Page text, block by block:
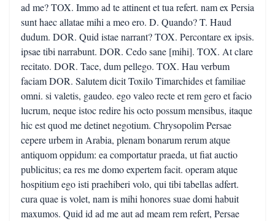
ad me? TOX. Immo ad te attinent et tua refert. nam ex Persia
sunt haec allatae mihi a meo ero. D. Quando? T. Haud
dudum. DOR. Quid istae narrant? TOX. Percontare ex ipsis.
ipsae tibi narrabunt. DOR. Cedo sane [mihi]. TOX. At clare
recitato. DOR. Tace, dum pellego. TOX. Hau verbum
faciam DOR. Salutem dicit Toxilo Timarchides et familiae
omni. si valetis, gaudeo. ego valeo recte et rem gero et facio
lucrum, neque istoc redire his octo possum mensibus, itaque
hic est quod me detinet negotium. Chrysopolim Persae
cepere urbem in Arabia, plenam bonarum rerum atque
antiquom oppidum: ea comportatur praeda, ut fiat auctio
publicitus; ea res me domo expertem facit. operam atque
hospitium ego isti praehiberi volo, qui tibi tabellas adfert.
cura quae is volet, nam is mihi honores suae domi habuit
maxumos. Quid id ad me aut ad meam rem refert, Persae